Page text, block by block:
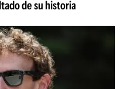
de su historia